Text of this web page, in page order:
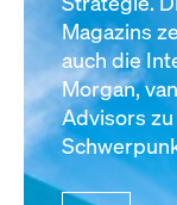
Magazins
auch die
Morgan,
Advisors